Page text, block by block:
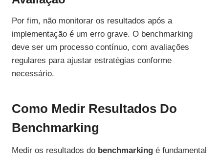
Por fim, não monitorar os resultados após a
implementação é um erro grave. O benchmarking
deve ser um processo contínuo, com avaliações
regulares para ajustar estratégias conforme
necessário.
Como Medir Resultados Do
Benchmarking
Medir os resultados do benchmarking é fundamental